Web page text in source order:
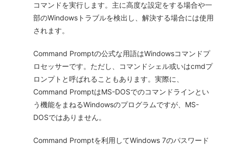
コマンドを実行します。主に高度な設定をする場合や一
部のWindowsトラブルを検出し、解決する場合には使用
されます。
Command Promptの公式な用語はWindowsコマンドプ
ロセッサーです。ただし、コマンドシェル或いはcmdプ
ロンプトと呼ばれることもあります。実際に、
Command PromptはMS-DOSでのコマンドラインとい
う機能をまねるWindowsのプログラムですが、MS-
DOSではありません。
Command Promptを利用してWindows 7のパスワード